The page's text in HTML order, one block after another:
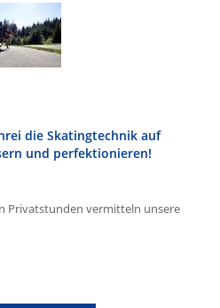
die Skatingtechnik auf
und perfektionieren!
Privatstunden vermitteln unsere